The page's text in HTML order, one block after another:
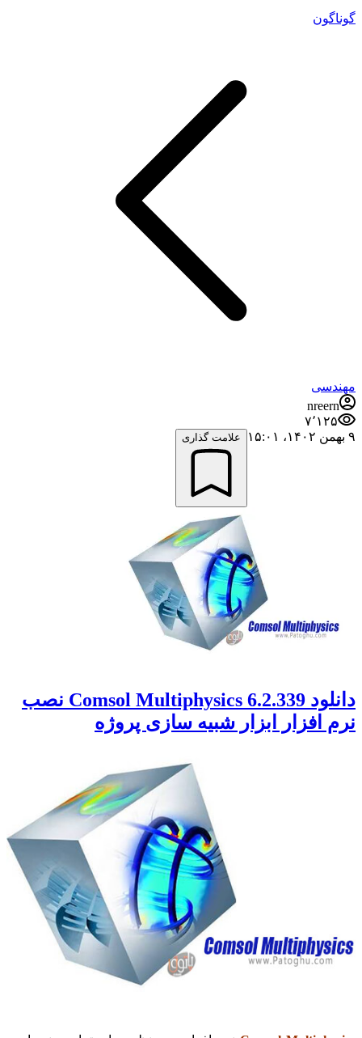
گوناگون
مهندسی
nreern
۷٬۱۲۵
۹ بهمن ۱۴۰۲،‏ ۱۵:۰۱
علامت گذاری
دانلود Comsol Multiphysics 6.2.339 نصب
نرم افزار ابزار شبیه سازی پروژه